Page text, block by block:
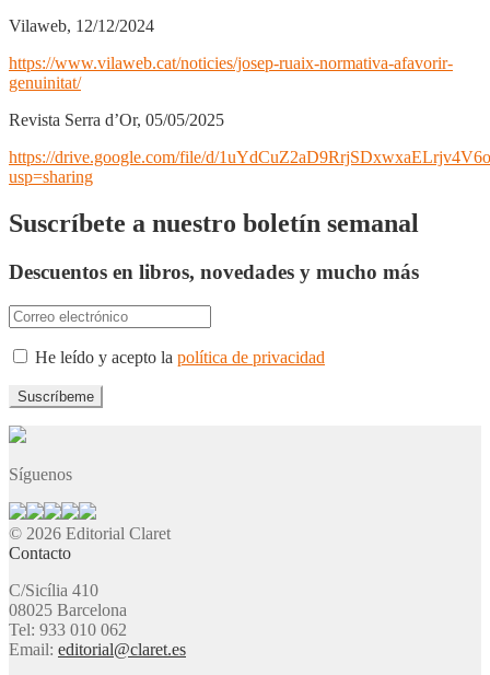
Vilaweb, 12/12/2024
https://www.vilaweb.cat/noticies/josep-ruaix-normativa-afavorir-
genuinitat/
Revista Serra d’Or, 05/05/2025
https://drive.google.com/file/d/
usp=sharing
Suscríbete a nuestro boletín semanal
Descuentos en libros, novedades y mucho más
He leído y acepto la política de privacidad
Síguenos
© 2026 Editorial Claret
Contacto
C/Sicília 410
08025 Barcelona
Tel: 933 010 062
Email: editorial@claret.es